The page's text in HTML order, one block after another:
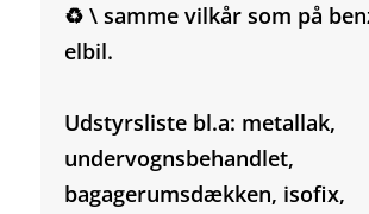
♻️ \ samme vilkår som på
elbil.
Udstyrsliste bl.a: metallak,
undervognsbehandlet,
bagagerumsdækken, isofix,